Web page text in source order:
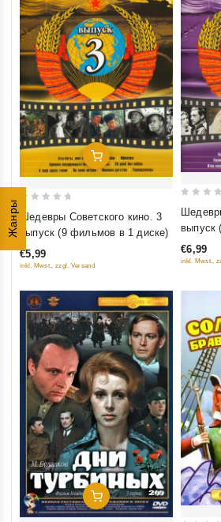
Жанры
Добавить В Корзину
out
5
Шедевры Советского кино. 3
выпуск (9 фильмов в 1 диске)
€5,99
inkl. Mwst., zzgl. Versand
out
5
выпуск
€6,99
inkl. Mwst.,
Добавить В Корзину